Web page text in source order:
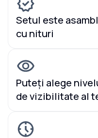
Setul este
cu nituri
Puteți alege
de vizibilitate al